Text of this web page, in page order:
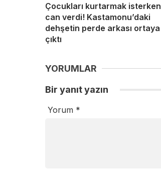
Çocukları kurtarmak isterken
can verdi! Kastamonu’daki
dehşetin perde arkası ortaya
çıktı
YORUMLAR
Bir yanıt yazın
Yorum *